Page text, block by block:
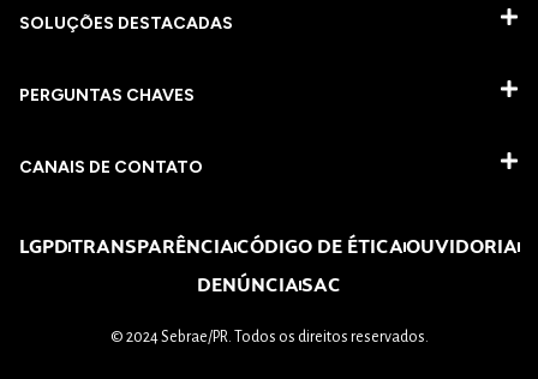
SOLUÇÕES DESTACADAS
PERGUNTAS CHAVES​
CANAIS DE CONTATO
LGPDTRANSPARÊNCIACÓDIGO DE ÉTICAOUVIDORIA
DENÚNCIASAC
© 2024 Sebrae/PR. Todos os direitos reservados.